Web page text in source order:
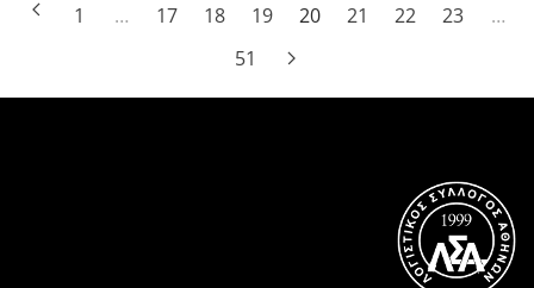
1 … 17 18 19 20 21 22 23
…
51